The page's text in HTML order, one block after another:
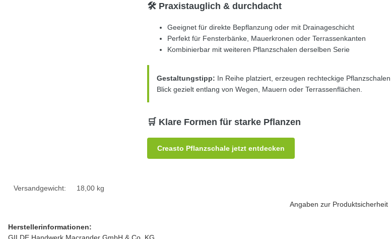
🛠️ Praxistauglich & durchdacht
Geeignet für direkte Bepflanzung oder mit Drainageschicht
Perfekt für Fensterbänke, Mauerkronen oder Terrassenkanten
Kombinierbar mit weiteren Pflanzschalen derselben Serie
Gestaltungstipp: In Reihe platziert, erzeugen rechteckige
Blick gezielt entlang von Wegen, Mauern oder Terrassenflächen.
🛒 Klare Formen für starke Pflanzen
Creasto Pflanzschale jetzt entdecken
Versandgewicht:
18,00 kg
Angaben zur Produktsicherheit
Herstellerinformationen:
GILDE Handwerk Macrander GmbH & Co. KG